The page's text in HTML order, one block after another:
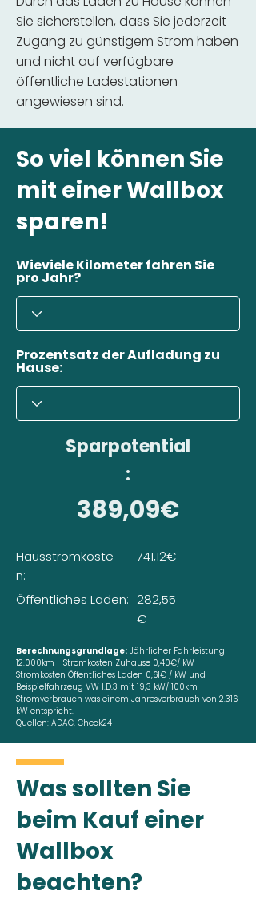
Sie sicherstellen, dass Sie jederzeit
Zugang zu günstigem Strom haben
und nicht auf verfügbare
öffentliche Ladestationen
angewiesen sind.
So viel können Sie
mit einer Wallbox
sparen!
Wieviele Kilometer fahren Sie
pro Jahr?
Prozentsatz der Aufladung zu
Hause:
Sparpotential
:
389,09€
Hausstromkoste
n:
Öffentliches Laden:
741,12€
282,55
€
Berechnungsgrundlage: Jährlicher Fahrleistung
12.000km - Stromkosten Zuhause 0,40€/ kW -
Stromkosten Öffentliches Laden 0,61€ / kW und
Beispielfahrzeug VW I.D.3 mit 19,3 kW/ 100km
Stromverbrauch was einem Jahresverbrauch von 2.316
kW entspricht.
Quellen: ADAC, Check24
Was sollten Sie
beim Kauf einer
Wallbox
beachten?